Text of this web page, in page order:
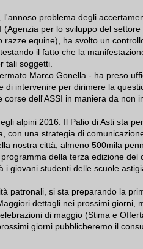
problema degli
(Agenzia per lo sviluppo del
razze equine), ha svolto un
il fatto che la
tali soggetti.
Marco Gonella - ha preso
di intervenire per dirimere la
corse dell'ASSI in maniera da non
alpini 2016. Il Palio di Asti sta
con una strategia di
nostra città, almeno 500mila
della terza edizione del
i giovani studenti delle scuole
patronali, si sta preparando la
dettagli nei prossimi giorni,
di maggio (Stima e
giorni pubblicheremo il